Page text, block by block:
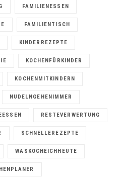
FAMILIENESSEN
FAMILIENTISCH
KINDERREZEPTE
KOCHENFÜRKINDER
KOCHENMITKINDERN
NUDELNGEHENIMMER
RESTEVERWERTUNG
SCHNELLEREZEPTE
WASKOCHEICHHEUTE